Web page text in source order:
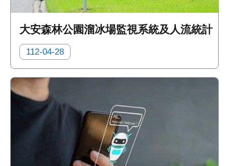
大安森林公園溜冰場監視系統及人流統計
112-04-28